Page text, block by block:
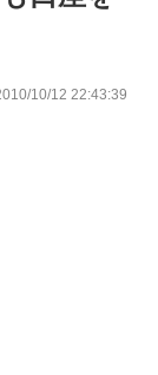
10/12 22:43:39